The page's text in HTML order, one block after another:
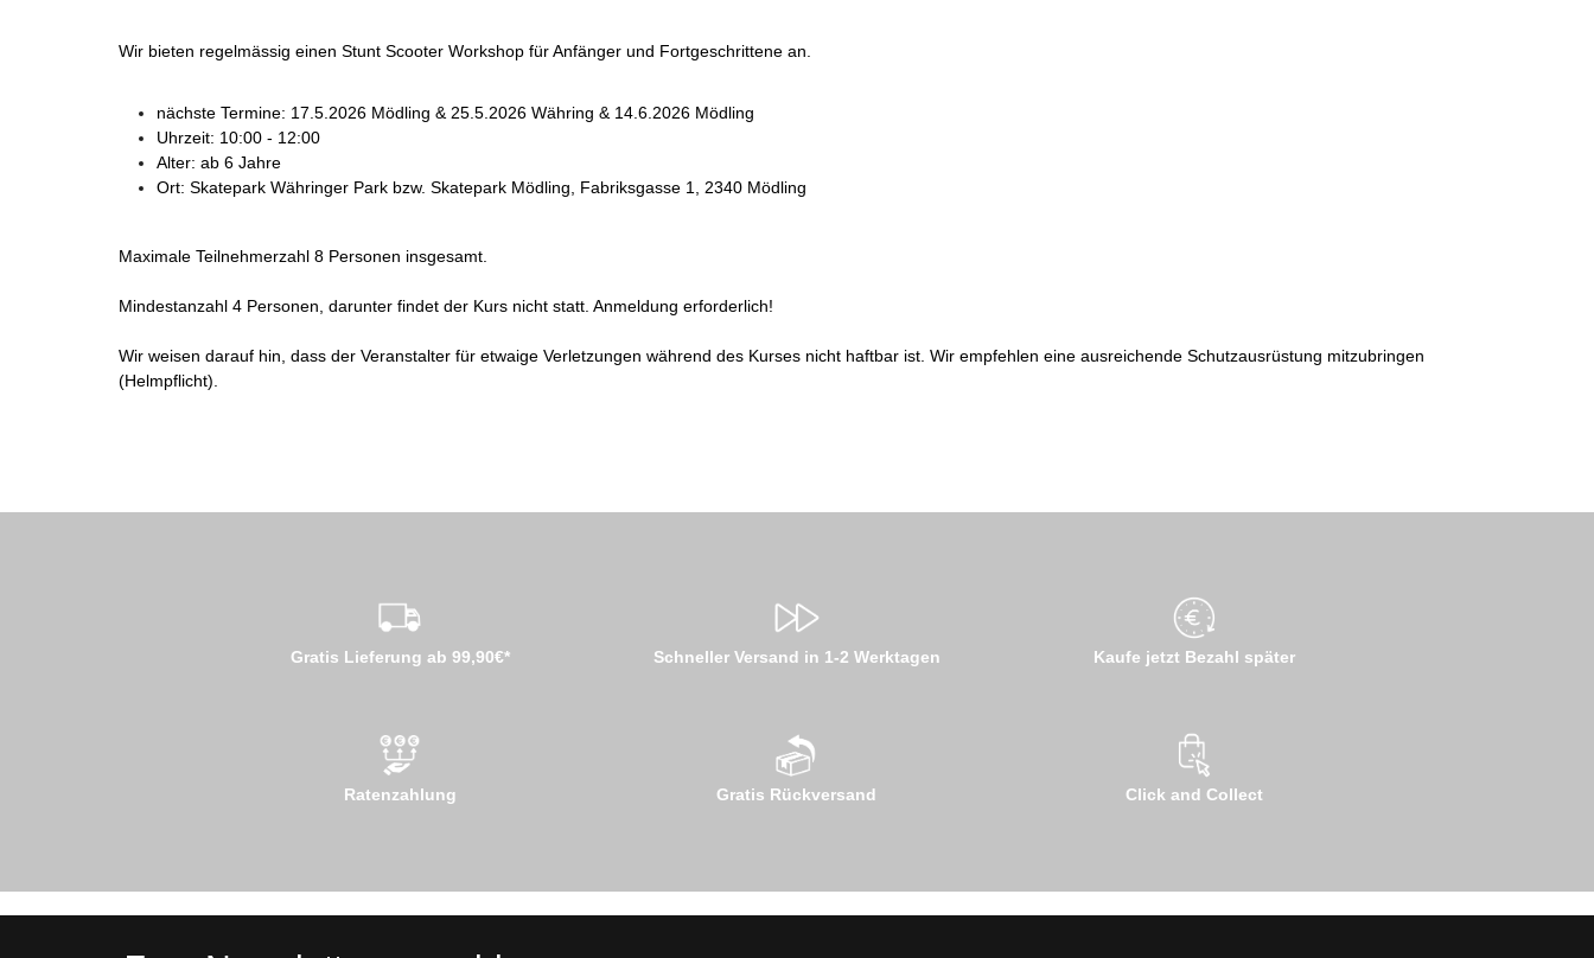
Wir bieten regelmässig einen Stunt Scooter Workshop für Anfänger und Fortgeschrittene an.
nächste Termine: 17.5.2026 Mödling & 25.5.2026 Währing & 14.6.2026 Mödling
Uhrzeit: 10:00 - 12:00
Alter: ab 6 Jahre
Ort: Skatepark Währinger Park bzw. Skatepark Mödling, Fabriksgasse 1, 2340 Mödling
Maximale Teilnehmerzahl 8 Personen insgesamt.
Mindestanzahl 4 Personen, darunter findet der Kurs nicht statt. Anmeldung erforderlich!
Wir weisen darauf hin, dass der Veranstalter für etwaige Verletzungen während des Kurses nicht haftbar ist. Wir empfehlen eine ausreichende Schutzausrüstung mitzubringen
(Helmpflicht).
Gratis Lieferung ab 99,90€* Schneller Versand in 1-2 Werktagen Kaufe jetzt Bezahl später
Ratenzahlung Gratis Rückversand Click and Collect